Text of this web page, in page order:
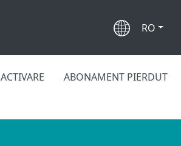
RO
ACTIVARE
ABONAMENT PIERDUT